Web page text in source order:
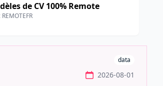
de CV 100% Remote
data
2026-08-01